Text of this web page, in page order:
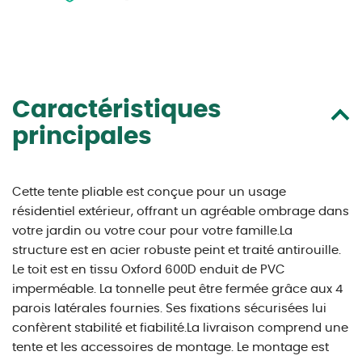
Caractéristiques
principales
Cette tente pliable est conçue pour un usage
résidentiel extérieur, offrant un agréable ombrage dans
votre jardin ou votre cour pour votre famille.La
structure est en acier robuste peint et traité antirouille.
Le toit est en tissu Oxford 600D enduit de PVC
imperméable. La tonnelle peut être fermée grâce aux 4
parois latérales fournies. Ses fixations sécurisées lui
confèrent stabilité et fiabilité.La livraison comprend une
tente et les accessoires de montage. Le montage est